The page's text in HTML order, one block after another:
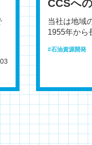
CCSへ
当社は地域
1955年から
潟鉱場（新
石油資源開発